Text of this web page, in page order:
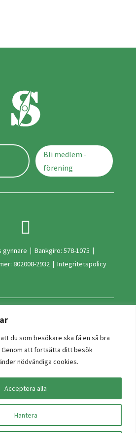
du som besökare ska få en så bra
att fortsätta ditt besök
nödvändiga cookies.
Hantera
Acceptera alla
Bli medlem -
förening

gynnare Bankgiro: 578-1075
802008-2932
Integritetspolicy
Ge en minnesgåva